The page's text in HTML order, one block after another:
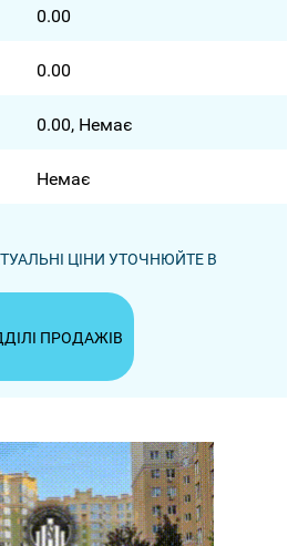
0.00
0.00
0.00, Немає
Немає
ЦІНИ УТОЧНЮЙТЕ В
ПРОДАЖІВ